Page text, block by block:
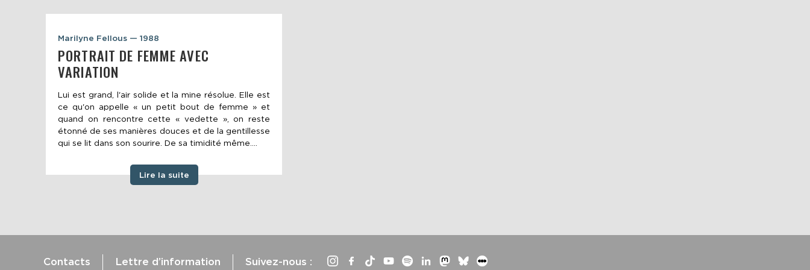
Marilyne Fellous — 1988
PORTRAIT DE FEMME AVEC
VARIATION
Lui est grand, l'air solide et la mine résolue. Elle est
ce qu'on appelle « un petit bout de femme » et
quand on rencontre cette « vedette », on reste
étonné de ses manières douces et de la gentillesse
qui se lit dans son sourire. De sa timidité même....
Lire la suite
Contacts Lettre d’information Suivez-nous :